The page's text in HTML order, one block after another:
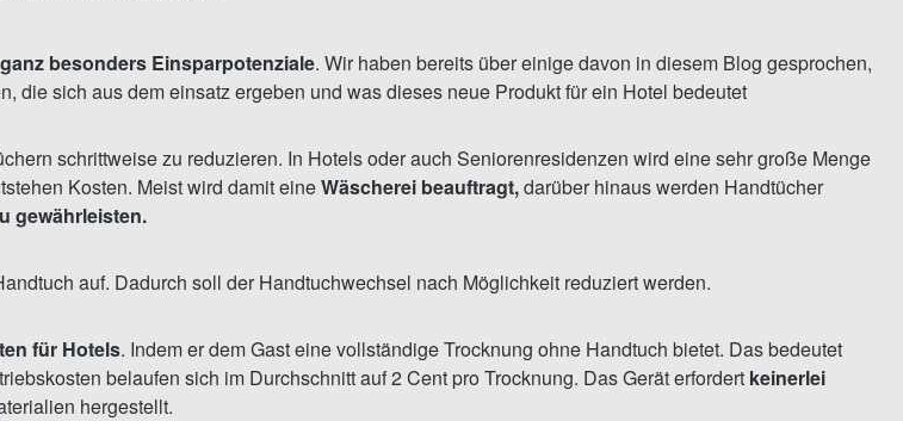
besonders Einsparpotenziale. Wir haben bereits über einige davon in diesem Blog gesprochen,
die sich aus dem einsatz ergeben und was dieses neue Produkt für ein Hotel bedeutet
schrittweise zu reduzieren. In Hotels oder auch Seniorenresidenzen wird eine sehr große Menge
Kosten. Meist wird damit eineWäscherei beauftragt,darüber hinaus werden Handtücher
gewährleisten.
auf. Dadurch soll der Handtuchwechsel nach Möglichkeit reduziert werden.
für Hotels. Indem er dem Gast eine vollständige Trocknung ohne Handtuch bietet. Das bedeutet
belaufen sich im Durchschnitt auf 2 Cent pro Trocknung. Das Gerät erfordert keinerlei
hergestellt.